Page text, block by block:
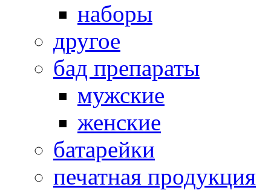
наборы
другое
бад препараты
мужские
женские
батарейки
печатная продукция